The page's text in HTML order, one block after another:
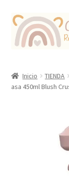
Ir
la
Ir
contenido
Coccolate
Inicio TIENDA
asa 450ml Blush